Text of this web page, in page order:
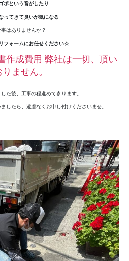
ポという音がしたり
ってきて臭いが気になる
事はありませんか？
フォームにお任せください☆
作成費用 弊社は一切、頂い
ません。
た後、工事の程進めて参ります。
したら、遠慮なくお申し付けくださいませ。